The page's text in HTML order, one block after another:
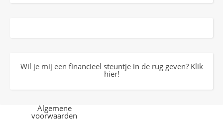
Wil je mij een financieel steuntje in de rug geven? Klik
hier!
Algemene
voorwaarden